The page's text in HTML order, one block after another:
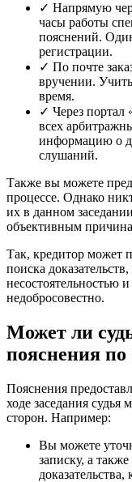
✓ Напрямую
часы работы
пояснений.
регистрации.
✓ По почте
вручении.
время.
✓ Через
всех
информацию о
слушаний.
Также вы можете
процессе. Однако
их в данном
объективным
Так, кредитор может
поиска
несостоятельностью
недобросовестно.
Может ли
пояснения по
Пояснения
ходе заседания судья
сторон. Например:
Вы можете
записку, а